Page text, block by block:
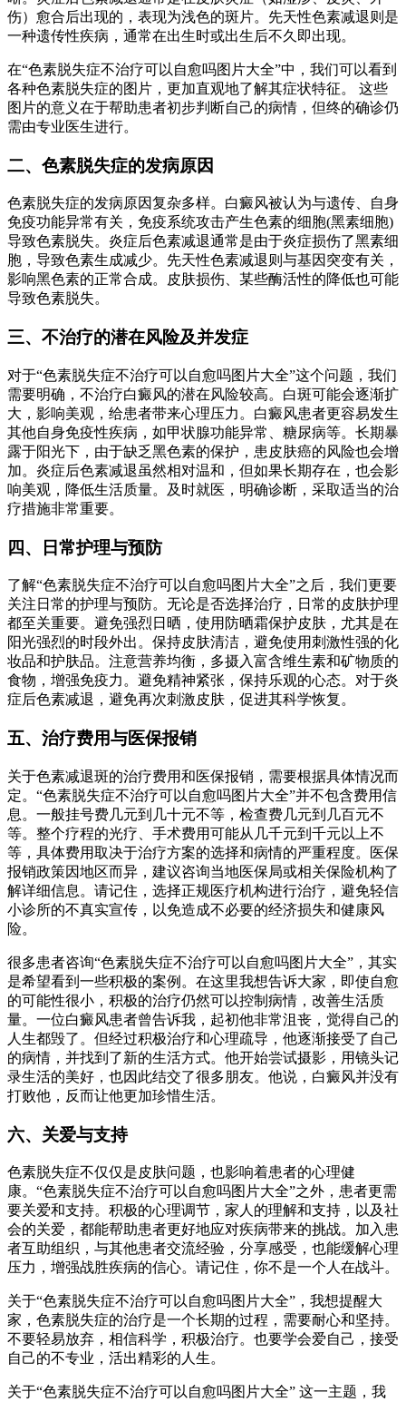
伤）愈合后出现的，表现为浅色的斑片。先天性色素减退则是
一种遗传性疾病，通常在出生时或出生后不久即出现。
在“色素脱失症不治疗可以自愈吗图片大全”中，我们可以看到
各种色素脱失症的图片，更加直观地了解其症状特征。 这些
图片的意义在于帮助患者初步判断自己的病情，但终的确诊仍
需由专业医生进行。
二、色素脱失症的发病原因
色素脱失症的发病原因复杂多样。白癜风被认为与遗传、自身
免疫功能异常有关，免疫系统攻击产生色素的细胞(黑素细胞)
导致色素脱失。炎症后色素减退通常是由于炎症损伤了黑素细
胞，导致色素生成减少。先天性色素减退则与基因突变有关，
影响黑色素的正常合成。皮肤损伤、某些酶活性的降低也可能
导致色素脱失。
三、不治疗的潜在风险及并发症
对于“色素脱失症不治疗可以自愈吗图片大全”这个问题，我们
需要明确，不治疗白癜风的潜在风险较高。白斑可能会逐渐扩
大，影响美观，给患者带来心理压力。白癜风患者更容易发生
其他自身免疫性疾病，如甲状腺功能异常、糖尿病等。长期暴
露于阳光下，由于缺乏黑色素的保护，患皮肤癌的风险也会增
加。炎症后色素减退虽然相对温和，但如果长期存在，也会影
响美观，降低生活质量。及时就医，明确诊断，采取适当的治
疗措施非常重要。
四、日常护理与预防
了解“色素脱失症不治疗可以自愈吗图片大全”之后，我们更要
关注日常的护理与预防。无论是否选择治疗，日常的皮肤护理
都至关重要。避免强烈日晒，使用防晒霜保护皮肤，尤其是在
阳光强烈的时段外出。保持皮肤清洁，避免使用刺激性强的化
妆品和护肤品。注意营养均衡，多摄入富含维生素和矿物质的
食物，增强免疫力。避免精神紧张，保持乐观的心态。对于炎
症后色素减退，避免再次刺激皮肤，促进其科学恢复。
五、治疗费用与医保报销
关于色素减退斑的治疗费用和医保报销，需要根据具体情况而
定。“色素脱失症不治疗可以自愈吗图片大全”并不包含费用信
息。一般挂号费几元到几十元不等，检查费几元到几百元不
等。整个疗程的光疗、手术费用可能从几千元到千元以上不
等，具体费用取决于治疗方案的选择和病情的严重程度。医保
报销政策因地区而异，建议咨询当地医保局或相关保险机构了
解详细信息。请记住，选择正规医疗机构进行治疗，避免轻信
小诊所的不真实宣传，以免造成不必要的经济损失和健康风
险。
很多患者咨询“色素脱失症不治疗可以自愈吗图片大全”，其实
是希望看到一些积极的案例。在这里我想告诉大家，即使自愈
的可能性很小，积极的治疗仍然可以控制病情，改善生活质
量。一位白癜风患者曾告诉我，起初他非常沮丧，觉得自己的
人生都毁了。但经过积极治疗和心理疏导，他逐渐接受了自己
的病情，并找到了新的生活方式。他开始尝试摄影，用镜头记
录生活的美好，也因此结交了很多朋友。他说，白癜风并没有
打败他，反而让他更加珍惜生活。
六、关爱与支持
色素脱失症不仅仅是皮肤问题，也影响着患者的心理健
康。“色素脱失症不治疗可以自愈吗图片大全”之外，患者更需
要关爱和支持。积极的心理调节，家人的理解和支持，以及社
会的关爱，都能帮助患者更好地应对疾病带来的挑战。加入患
者互助组织，与其他患者交流经验，分享感受，也能缓解心理
压力，增强战胜疾病的信心。请记住，你不是一个人在战斗。
关于“色素脱失症不治疗可以自愈吗图片大全”，我想提醒大
家，色素脱失症的治疗是一个长期的过程，需要耐心和坚持。
不要轻易放弃，相信科学，积极治疗。也要学会爱自己，接受
自己的不专业，活出精彩的人生。
关于“色素脱失症不治疗可以自愈吗图片大全” 这一主题，我